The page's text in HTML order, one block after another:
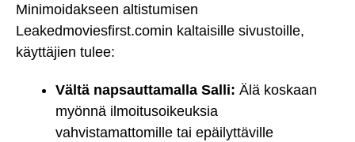
Minimoidakseen altistumisen
Leakedmoviesfirst.comin kaltaisille sivustoille,
käyttäjien tulee:
Vältä napsauttamalla Salli: Älä koskaan
myönnä ilmoitusoikeuksia
vahvistamattomille tai epäilyttäville